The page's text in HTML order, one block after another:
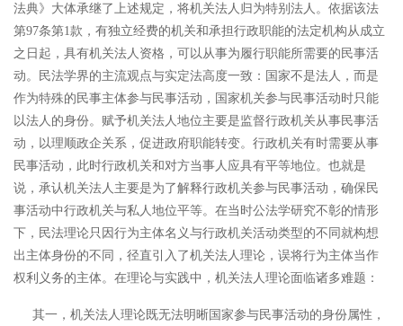
法典》大体承继了上述规定，将机关法人归为特别法人。依据该法
第97条第1款，有独立经费的机关和承担行政职能的法定机构从成立
之日起，具有机关法人资格，可以从事为履行职能所需要的民事活
动。民法学界的主流观点与实定法高度一致：国家不是法人，而是
作为特殊的民事主体参与民事活动，国家机关参与民事活动时只能
以法人的身份。 赋予机关法人地位主要是监督行政机关从事民事活
动，以理顺政企关系，促进政府职能转变。 行政机关有时需要从事
民事活动，此时行政机关和对方当事人应具有平等地位。也就是
说，承认机关法人主要是为了解释行政机关参与民事活动，确保民
事活动中行政机关与私人地位平等。在当时公法学研究不彰的情形
下，民法理论只因行为主体名义与行政机关活动类型的不同就构想
出主体身份的不同，径直引入了机关法人理论，误将行为主体当作
权利义务的主体。在理论与实践中，机关法人理论面临诸多难题：
其一，机关法人理论既无法明晰国家参与民事活动的身份属性，